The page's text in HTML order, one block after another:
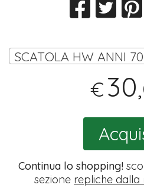
€30
Continua lo shopping!
sezione repliche dalla